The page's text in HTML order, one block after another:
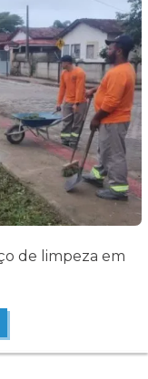
de limpeza em